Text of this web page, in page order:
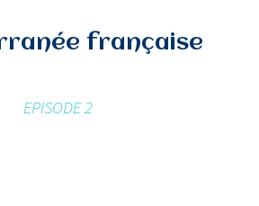
française
EPISODE 2